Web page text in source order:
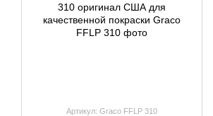
Артикул: Graco FFLP 310